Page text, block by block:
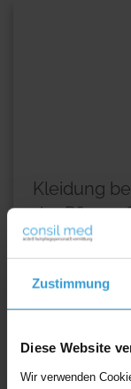
Zustimmung
Diese Website
Wir verwenden
Kleidung
der Pflege:
okay?
die Tattoos
Weiterlesen